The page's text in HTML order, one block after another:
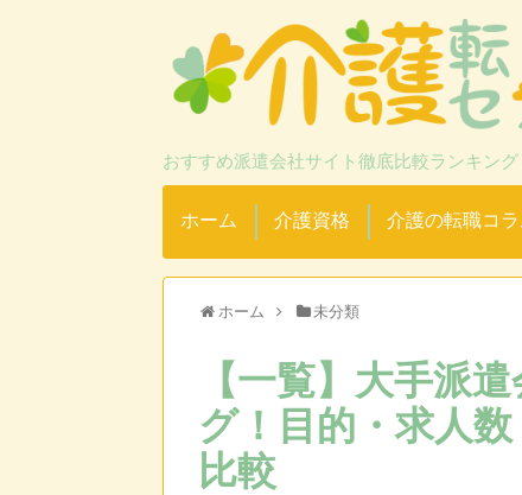
おすすめ派遣会社サイト徹底比較ランキング
ホーム 介護資格 介護の転職コラ
ホーム 未分類
【一覧】大手派
グ！目的・求人
比較